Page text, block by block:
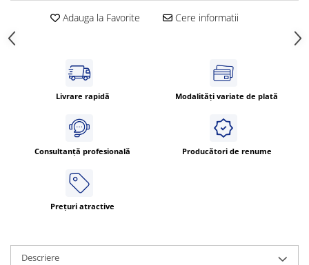
Senzori fotoelectrici
Senzori inductivi
Senzori magnetici-rezistivi
Senzori ultrasonici
Butoane Ex
Lampi EXIT Ex
Bariere optice de protectie
Surse de alimentare
Module redundanta
Adauga la Favorite Cere informatii
Livrare rapidă Modalități variate de plată
Consultanță profesională Producători de renume
Prețuri atractive
Descriere